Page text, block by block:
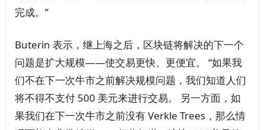
完成。”
Buterin 表示，继上海之后，区块链将解决的下一个
问题是扩大规模——使交易更快、更便宜。 “如果我
们不在下一次牛市之前解决规模问题，我们知道人们
将不得不支付 500 美元来进行交易。 另一方面，如
果我们在下一次牛市之前没有 Verkle Trees，那么情